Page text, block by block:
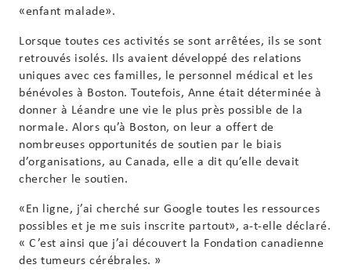
«enfant malade».
Lorsque toutes ces activités se sont arrêtées, ils se sont
retrouvés isolés. Ils avaient développé des relations
uniques avec ces familles, le personnel médical et les
bénévoles à Boston. Toutefois, Anne était déterminée à
donner à Léandre une vie le plus près possible de la
normale. Alors qu’à Boston, on leur a offert de
nombreuses opportunités de soutien par le biais
d’organisations, au Canada, elle a dit qu’elle devait
chercher le soutien.
«En ligne, j’ai cherché sur Google toutes les ressources
possibles et je me suis inscrite partout», a-t-elle déclaré.
« C’est ainsi que j’ai découvert la Fondation canadienne
des tumeurs cérébrales. »